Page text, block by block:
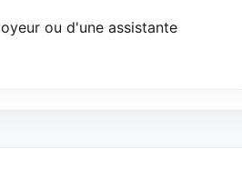
ou d'une assistante